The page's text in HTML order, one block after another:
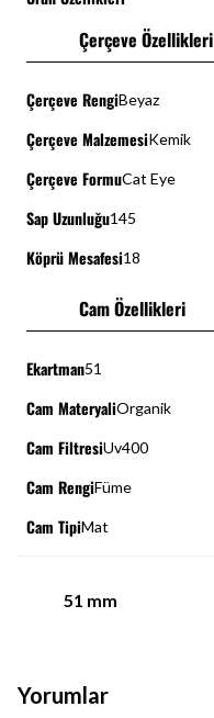
Çerçeve Özellikleri
Çerçeve RengiBeyaz
Çerçeve MalzemesiKemik
Çerçeve FormuCat Eye
Sap Uzunluğu145
Köprü Mesafesi18
Cam Özellikleri
Ekartman51
Cam MateryaliOrganik
Cam FiltresiUv400
Cam RengiFüme
Cam TipiMat
51 mm
Yorumlar